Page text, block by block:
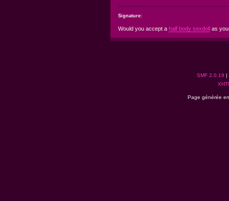
Signature:
Would you accept a half body sexdoll as
SMF 2.0.19 |
Page générée